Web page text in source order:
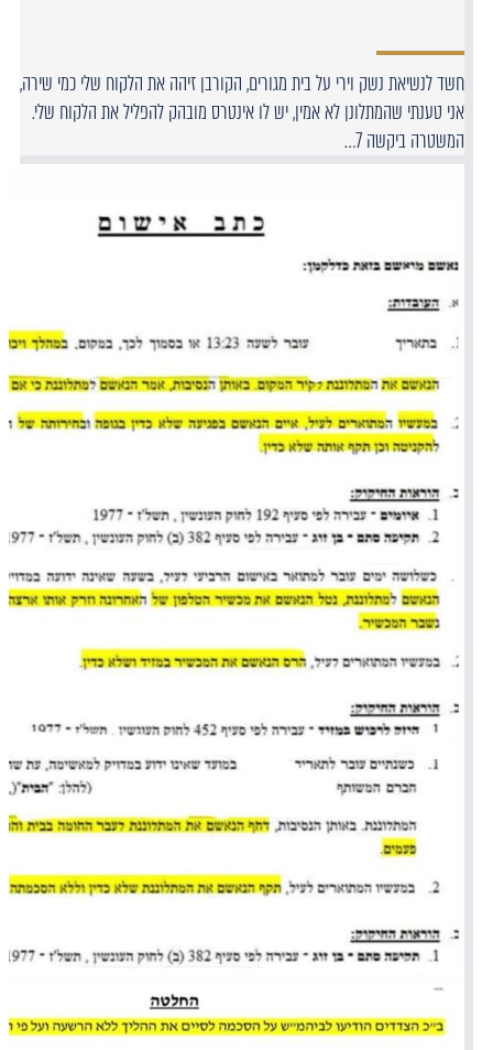
חשד לנשיאת נשק וירי על בית מגורים, הקורבן זיהה את הלקוח שלי כמי שירה,
אני טענתי שהמתלונן לא אמין, יש לו אינטרס מובהק להפליל את הלקוח שלי.
המשטרה ביקשה 7…